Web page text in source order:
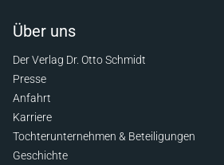
Über uns
Der Verlag Dr. Otto Schmidt
Presse
Anfahrt
Karriere
Tochterunternehmen & Beteiligungen
Geschichte